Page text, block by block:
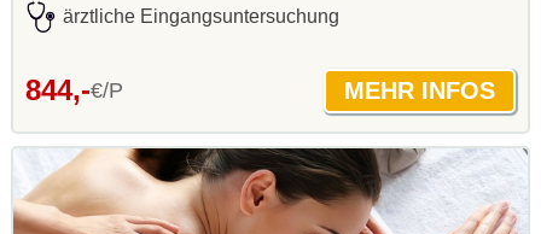
ärztliche Eingangsuntersuchung
844,-€/P